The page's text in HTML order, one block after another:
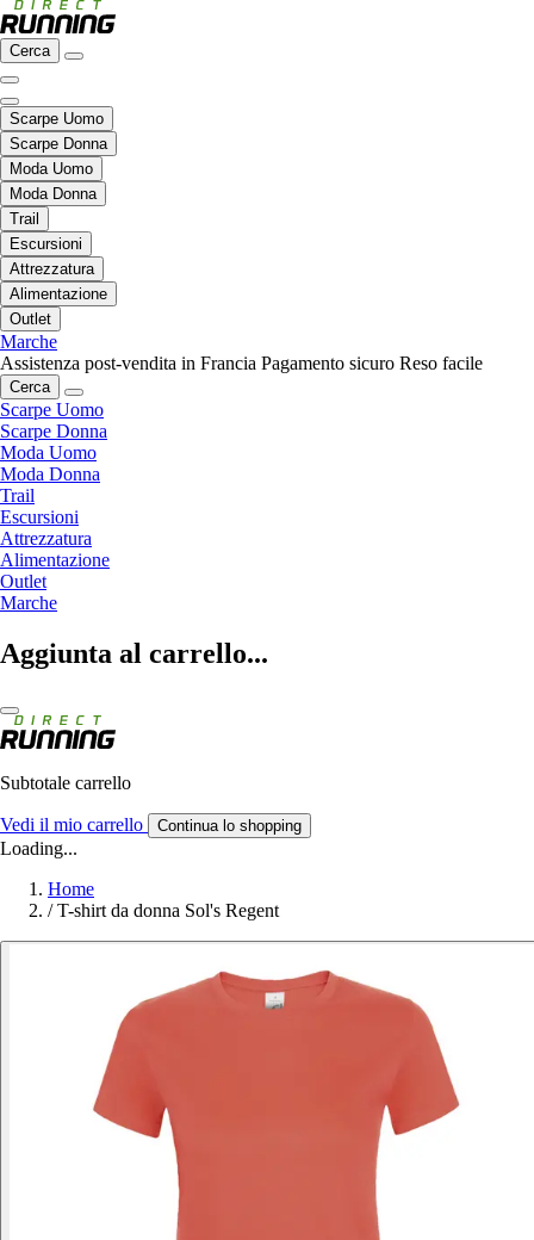
Cerca
Scarpe Uomo
Scarpe Donna
Moda Uomo
Moda Donna
Trail
Escursioni
Attrezzatura
Alimentazione
Outlet
Marche
Assistenza post-vendita in Francia Pagamento sicuro Reso facile
Cerca
Scarpe Uomo
Scarpe Donna
Moda Uomo
Moda Donna
Trail
Escursioni
Attrezzatura
Alimentazione
Outlet
Marche
Aggiunta al carrello...
Subtotale carrello
Vedi il mio carrello Continua lo shopping
Loading...
Home
/ T-shirt da donna Sol's Regent